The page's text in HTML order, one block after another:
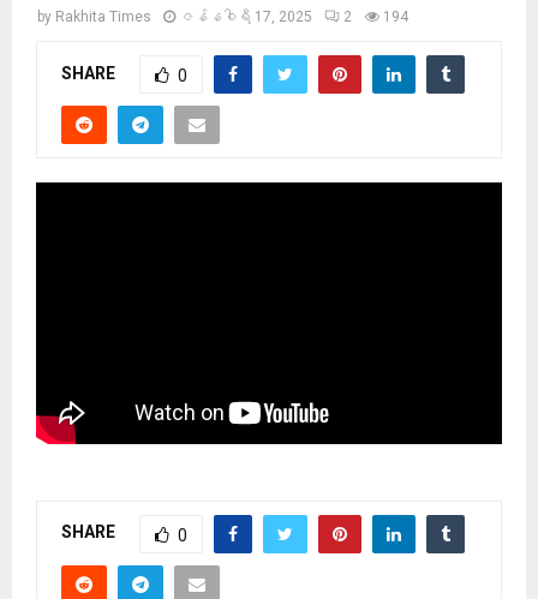
by Rakhita Times ဇန်နဝါရီ 17, 2025 2 194
SHARE 0
SHARE 0